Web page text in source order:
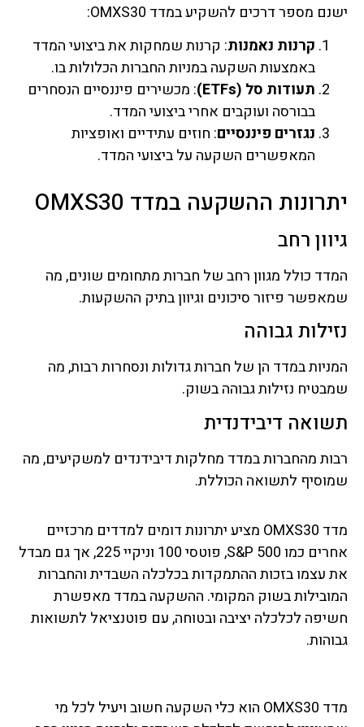
ישנם מספר דרכים להשקיע במדד OMXS30:
קרנות נאמנות: קרנות שמחקות את ביצועי המדד
באמצעות השקעה במניות החברות הכלולות בו.
תעודות סל (ETFs)
: מכשירים פיננסיים הנסחרים
בבורסה ועוקבים אחרי ביצועי המדד.
נגזרים פיננסיים: חוזים עתידיים ואופציות
המאפשרים השקעה על ביצועי המדד.
יתרונות ההשקעה במדד OMXS30
גיוון רחב
המדד כולל מגוון רחב של חברות מתחומים שונים, מה
שמאפשר פיזור סיכונים וגיוון בתיק ההשקעות.
נזילות גבוהה
המניות במדד הן של חברות גדולות ונסחרות רבות, מה
שמבטיח נזילות גבוהה בשוק.
תשואה דיבידנדית
רבות מהחברות במדד מחלקות דיבידנדים למשקיעים, מה
שמוסיף לתשואה הכוללת.
מדד OMXS30 מציע יתרונות דומים למדדים מרכזיים
אחרים כמו S&P 500, פוטסי 100 וניקיי 225, אך גם מבדל
את עצמו בזכות ההתמקדות בכלכלה השבדית והחברות
המובילות בשוק המקומי. ההשקעה במדד מאפשרת
חשיפה לכלכלה יציבה ובטוחה, עם פוטנציאל לתשואות
גבוהות.
מדד OMXS30 הוא כלי השקעה חשוב ויעיל לכל מי